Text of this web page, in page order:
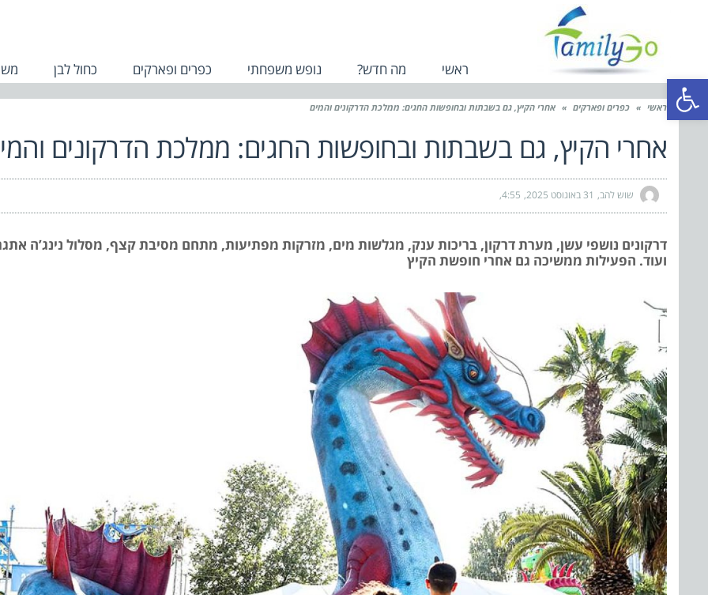
פתח סרגל נגישות ראשי מה חדש? נופש משפחתי כפרים ופארקים כחול לבן
ראשי » כפרים ופארקים » אחרי הקיץ, גם בשבתות ובחופשות החגים: ממלכת הדרקונים והמים
אחרי הקיץ, גם בשבתות ובחופשות החגים: ממלכת הדרקונים
שוש להב 31 באוגוסט 2025 4:55
ועוד. הפעילות ממשיכה גם אחרי חופשת הקיץ